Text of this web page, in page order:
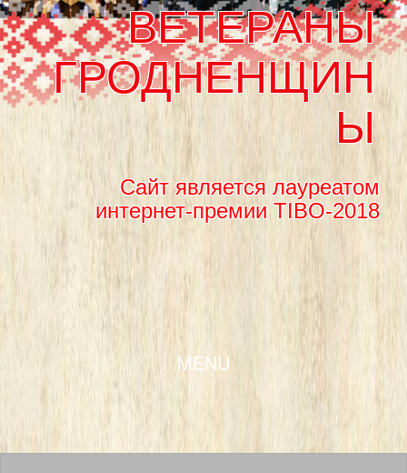
ВЕТЕРАНЫ
ГРОДНЕНЩИН
Ы
Сайт является лауреатом
интернет-премии TIBO-2018
MENU
SKIP TO CONTENT